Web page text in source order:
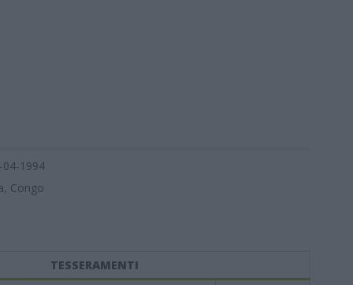
04-1994
Congo
TESSERAMENTI